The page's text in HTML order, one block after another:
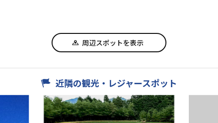
周辺スポットを表示
近隣の観光・レジャースポット